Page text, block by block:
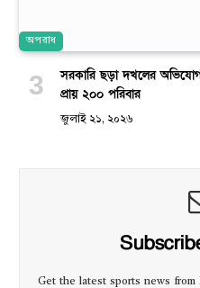
অপরাধ
সরকারি ছড়া দখলের অভিযোগ,
প্রায় ২০০ পরিবার
জুলাই ২১, ২০২৬
Get the latest sports news from